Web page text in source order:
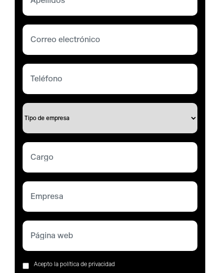
Acepto la política de privacidad